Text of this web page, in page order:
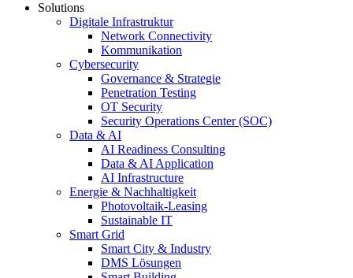
Solutions
Digitale Infrastruktur
Network Connectivity
Kommunikation
Cybersecurity
Governance & Strategie
Penetration Testing
OT Security
Security Operations Center (SOC)
Data & AI
AI Readiness Consulting
Data & AI Application
AI Infrastructure
Energie & Nachhaltigkeit
Photovoltaik-Leasing
Sustainable IT
Smart Grid
Smart City & Industry
DMS Lösungen